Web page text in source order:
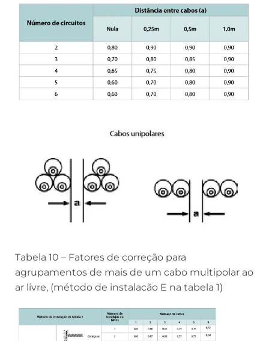
Tabela 10 – Fatores de correção para
agrupamentos de mais de um cabo multipolar ao
ar livre, (método de instalacão E na tabela 1)